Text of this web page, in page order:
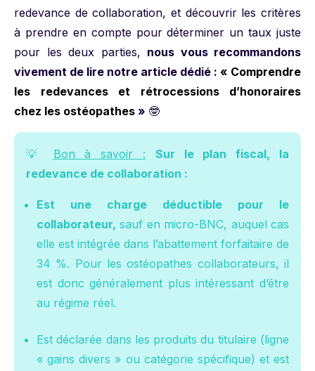
redevance de collaboration, et découvrir les critères
à prendre en compte pour déterminer un taux juste
pour les deux parties, nous vous recommandons
vivement de lire notre article dédié : « Comprendre
les redevances et rétrocessions d’honoraires
chez les ostéopathes » 🤓
💡 Bon à savoir :
Sur le plan fiscal, la
redevance de collaboration :
Est une charge déductible pour le
collaborateur, sauf en micro-BNC, auquel cas
elle est intégrée dans l’abattement forfaitaire de
34 %. Pour les ostéopathes collaborateurs, il
est donc généralement plus intéressant d’être
au régime réel.
Est déclarée dans les produits du titulaire (ligne
« gains divers » ou catégorie spécifique) et est